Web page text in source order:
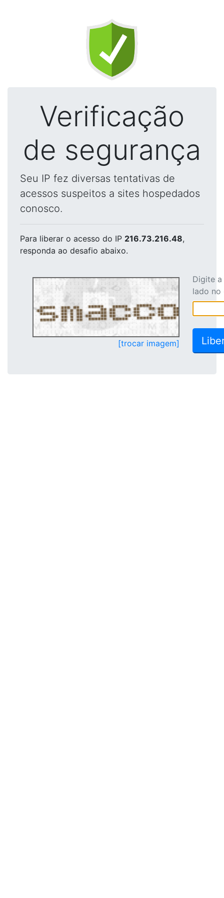
Verificação
de segurança
Seu IP fez diversas tentativas de
acessos suspeitos a sites hospedados
conosco.
Para liberar o acesso do IP 216.73.216.48,
responda ao desafio abaixo.
[trocar imagem]
Digite
lado no